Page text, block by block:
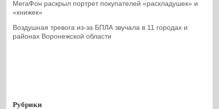
МегаФон раскрыл портрет покупателей «раскладушек» и
«книжек»
Воздушная тревога из-за БПЛА звучала в 11 городах и
районах Воронежской области
Рубрики